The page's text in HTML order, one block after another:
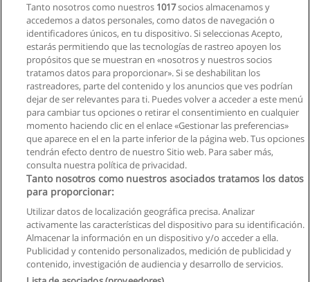
Siguiente
Página1de6
Privacidad de datos
Contactar con Educaedu
Tanto nosotros como nuestros 1017socios almacenamos y
accedemos a datos personales, como datos de navegación o
identificadores únicos, en tu dispositivo. Si seleccionas Acepto,
estarás permitiendo que las tecnologías de rastreo apoyen los
propósitos que se muestran en «nosotros y nuestros socios
tratamos datos para proporcionar». Si se deshabilitan los
rastreadores, parte del contenido y los anuncios que ves podrían
dejar de ser relevantes para ti. Puedes volver a acceder a este menú
para cambiar tus opciones o retirar el consentimiento en cualquier
momento haciendo clic en el enlace «Gestionar las preferencias»
que aparece en el en la parte inferior de la página web. Tus opciones
tendrán efecto dentro de nuestro Sitio web. Para saber más,
consulta nuestra política de privacidad.
Tanto nosotros como nuestros asociados tratamos los datos
para proporcionar:
Utilizar datos de localización geográfica precisa. Analizar
activamente las características del dispositivo para su identificación.
Almacenar la información en un dispositivo y/o acceder a ella.
Publicidad y contenido personalizados, medición de publicidad y
contenido, investigación de audiencia y desarrollo de servicios.